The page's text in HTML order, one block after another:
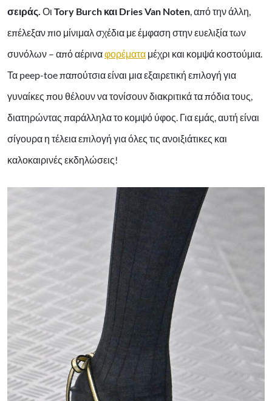
σειράς. Οι Tory Burch και Dries Van Noten από την άλλη,
επέλεξαν πιο μίνιμαλ σχέδια με έμφαση στην ευελιξία των
συνόλων – από αέριναφορέματα μέχρι και κομψά κοστούμια
Τα peep-toe παπούτσια είναι μια εξαιρετική επιλογή για
γυναίκες που θέλουν να τονίσουν διακριτικά τα πόδια τους,
διατηρώντας παράλληλα το κομψό ύφος. Για εμάς, αυτή είναι
σίγουρα η τέλεια επιλογή για όλες τις ανοιξιάτικες και
καλοκαιρινές εκδηλώσεις!